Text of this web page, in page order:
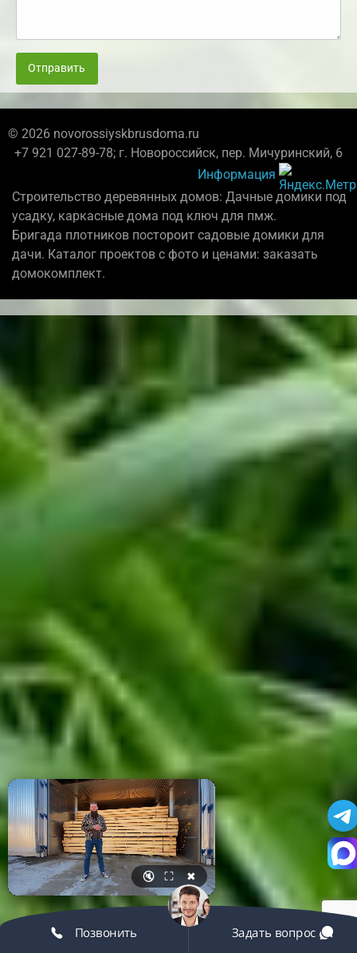
Отправить
© 2026 novorossiyskbrusdoma.ru
+7 921 027-89-78; г. Новороссийск, пер. Мичуринский, 6
Информация
Строительство деревянных домов: Дачные домики под
усадку, каркасные дома под ключ для пмж.
Бригада плотников постороит садовые домики для
дачи. Каталог проектов с фото и ценами: заказать
домокомплект.
🔇 ⛶ ✖
Позвонить Задать вопрос